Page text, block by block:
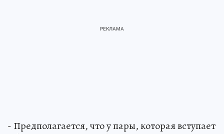
- Предполагается, что у пары, которая вступает